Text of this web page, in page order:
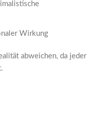
Wirkung
abweichen, da jeder